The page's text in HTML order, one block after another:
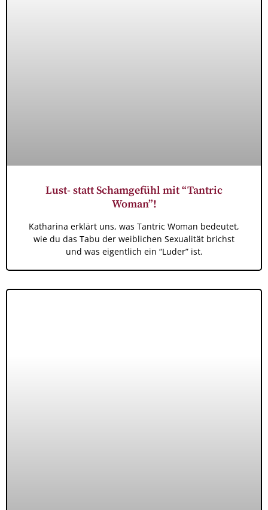
Lust- statt Schamgefühl mit “Tantric
Woman”!
Katharina erklärt uns, was Tantric Woman bedeutet,
wie du das Tabu der weiblichen Sexualität brichst
und was eigentlich ein “Luder” ist.